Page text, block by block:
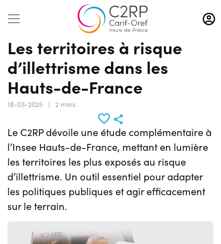
Aller
au
contenu
principal
Les territoires à risque
d’illettrisme dans les
Hauts-de-France
18-03-2025 | 2 mins
Le C2RP dévoile une étude complémentaire à
l’Insee Hauts-de-France, mettant en lumière
les territoires les plus exposés au risque
d’illettrisme. Un outil essentiel pour adapter
les politiques publiques et agir efficacement
sur le terrain.